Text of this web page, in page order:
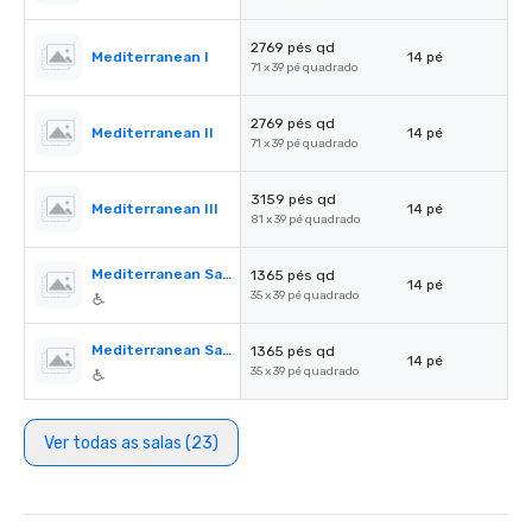
Mediterranean I
2769 pés qd
71 x 39 pé quadrado
14 pé
Mediterranean II
2769 pés qd
71 x 39 pé quadrado
14 pé
Mediterranean III
3159 pés qd
81 x 39 pé quadrado
14 pé
Mediterranean Salon A 1365 pés qd
35 x 39 pé quadrado
14 pé
Mediterranean Salon B 1365 pés qd
35 x 39 pé quadrado
14 pé
Ver todas as salas (23)